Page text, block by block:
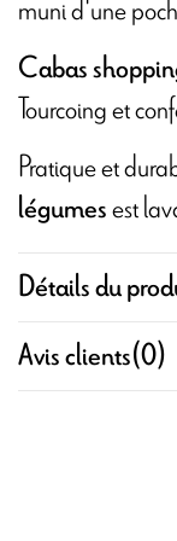
Cabas
Tourcoing et
Pratique et
légumesest
Détails du
Avis clients(0)